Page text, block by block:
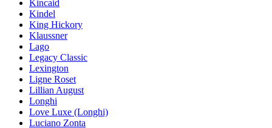
Kincaid
Kindel
King Hickory
Klaussner
Lago
Legacy Classic
Lexington
Ligne Roset
Lillian August
Longhi
Love Luxe (Longhi)
Luciano Zonta